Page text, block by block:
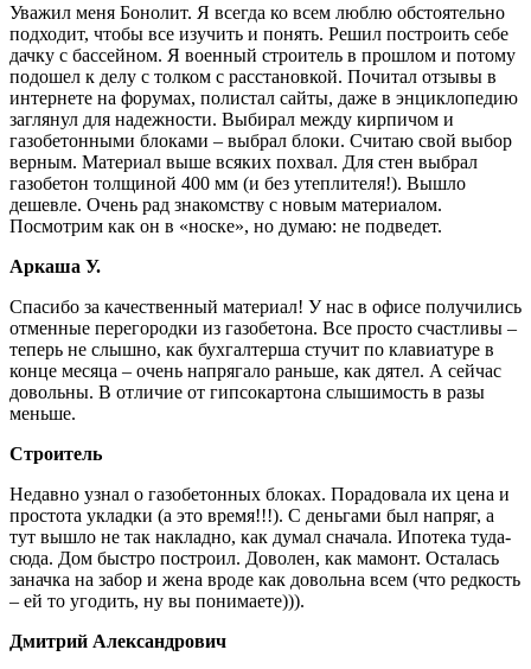
Уважил меня Бонолит. Я всегда ко всем люблю обстоятельно
подходит, чтобы все изучить и понять. Решил построить себе
дачку с бассейном. Я военный строитель в прошлом и потому
подошел к делу с толком с расстановкой. Почитал отзывы в
интернете на форумах, полистал сайты, даже в энциклопедию
заглянул для надежности. Выбирал между кирпичом и
газобетонными блоками – выбрал блоки. Считаю свой выбор
верным. Материал выше всяких похвал. Для стен выбрал
газобетон толщиной 400 мм (и без утеплителя!). Вышло
дешевле. Очень рад знакомству с новым материалом.
Посмотрим как он в «носке», но думаю: не подведет.
Аркаша У.
Спасибо за качественный материал! У нас в офисе получились
отменные перегородки из газобетона. Все просто счастливы –
теперь не слышно, как бухгалтерша стучит по клавиатуре в
конце месяца – очень напрягало раньше, как дятел. А сейчас
довольны. В отличие от гипсокартона слышимость в разы
меньше.
Строитель
Недавно узнал о газобетонных блоках. Порадовала их цена и
простота укладки (а это время!!!). С деньгами был напряг, а
тут вышло не так накладно, как думал сначала. Ипотека туда-
сюда. Дом быстро построил. Доволен, как мамонт. Осталась
заначка на забор и жена вроде как довольна всем (что редкость
– ей то угодить, ну вы понимаете))).
Дмитрий Александрович